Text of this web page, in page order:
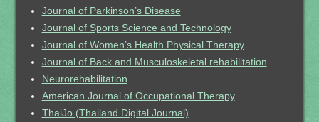
Journal of Parkinson’s Disease
Journal of Sports Science and Technology
Journal of Women’s Health Physical Therapy
Journal of Back and Musculoskeletal rehabilitation
Neurorehabilitation
American Journal of Occupational Therapy
ThaiJo (Thailand Digital Journal)